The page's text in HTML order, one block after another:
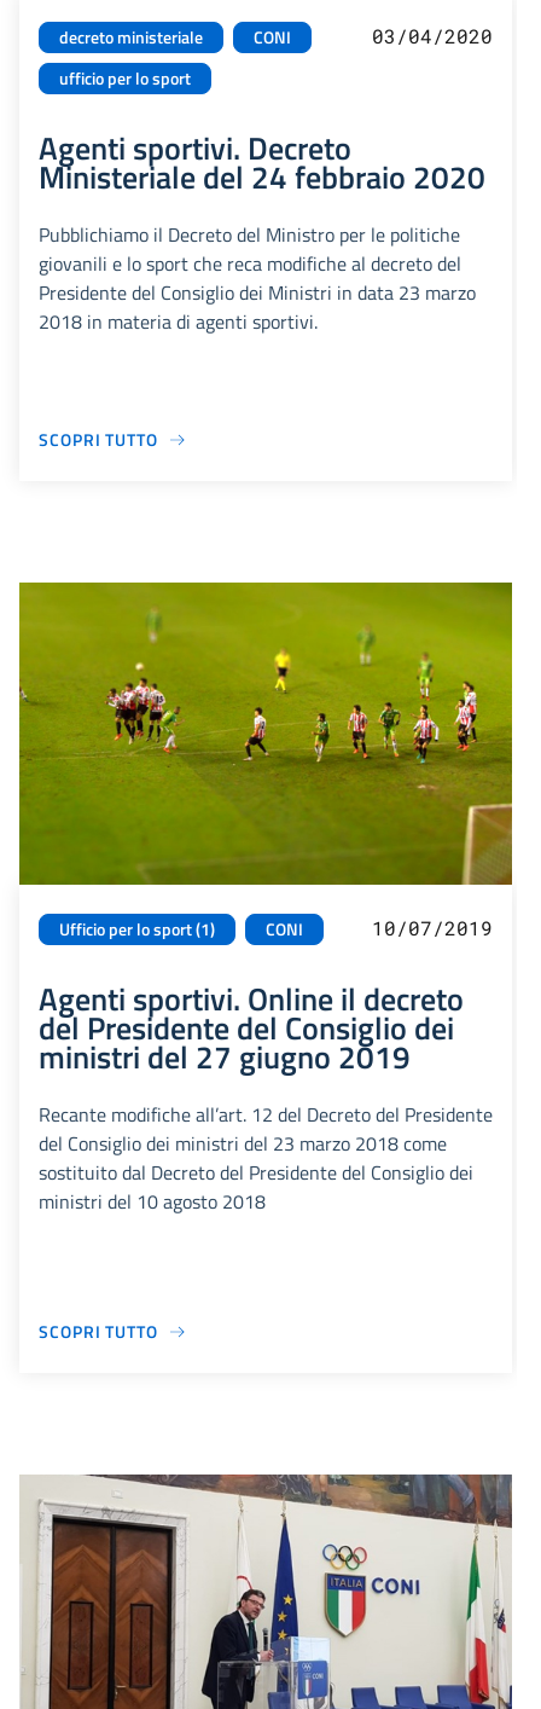
decreto ministeriale
CONI
ufficio per lo sport
03/04/2020
Agenti sportivi. Decreto
Ministeriale del 24 febbraio 2020
Pubblichiamo il Decreto del Ministro per le politiche
giovanili e lo sport che reca modifiche al decreto del
Presidente del Consiglio dei Ministri in data 23 marzo
2018 in materia di agenti sportivi.
SCOPRI TUTTO
Ufficio per lo sport (1) CONI 10/07/2019
Agenti sportivi. Online il decreto
del Presidente del Consiglio dei
ministri del 27 giugno 2019
Recante modifiche all’art. 12 del Decreto del Presidente
del Consiglio dei ministri del 23 marzo 2018 come
sostituito dal Decreto del Presidente del Consiglio dei
ministri del 10 agosto 2018
SCOPRI TUTTO